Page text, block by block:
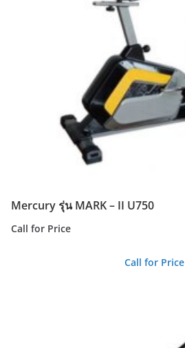
Mercury รุ่น MARK – II U750
Call for Price
Call for Price